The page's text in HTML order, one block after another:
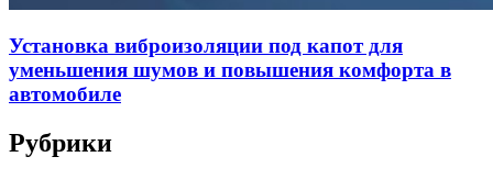
Установка виброизоляции под капот для
уменьшения шумов и повышения комфорта в
автомобиле
Рубрики